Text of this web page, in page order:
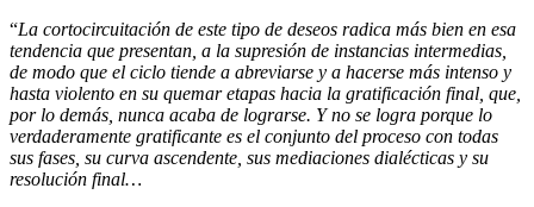
“La cortocircuitación de este tipo de deseos radica más bien en esa
tendencia que presentan, a la supresión de instancias intermedias,
de modo que el ciclo tiende a abreviarse y a hacerse más intenso y
hasta violento en su quemar etapas hacia la gratificación final, que,
por lo demás, nunca acaba de lograrse. Y no se logra porque lo
verdaderamente gratificante es el conjunto del proceso con todas
sus fases, su curva ascendente, sus mediaciones dialécticas y su
resolución final…